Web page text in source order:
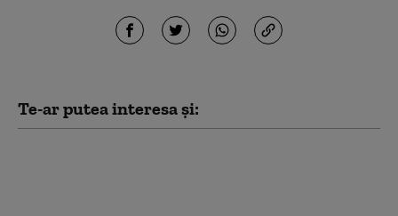
Te-ar putea interesa și: